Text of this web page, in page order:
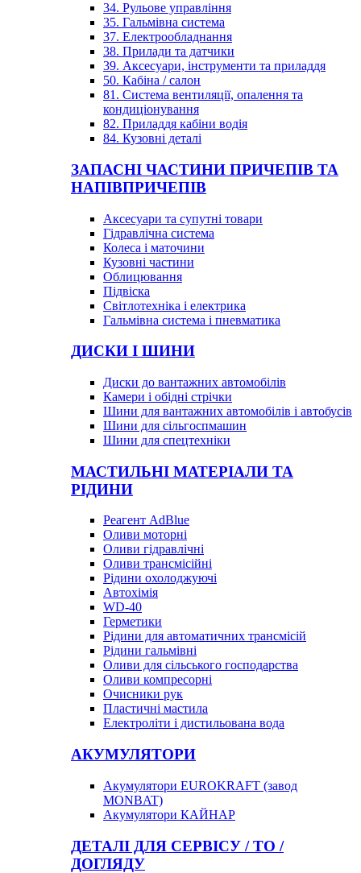
34. Рульове управління
35. Гальмівна система
37. Електрообладнання
38. Прилади та датчики
39. Аксесуари, інструменти та приладдя
50. Кабіна / салон
81. Система вентиляції, опалення та
кондиціонування
82. Приладдя кабіни водія
84. Кузовні деталі
ЗАПАСНІ ЧАСТИНИ ПРИЧЕПІВ ТА
НАПІВПРИЧЕПІВ
Аксесуари та супутні товари
Гідравлічна система
Колеса і маточини
Кузовні частини
Облицювання
Підвіска
Світлотехніка і електрика
Гальмівна система і пневматика
ДИСКИ І ШИНИ
Диски до вантажних автомобілів
Камери і обідні стрічки
Шини для вантажних автомобілів і автобусів
Шини для сільгоспмашин
Шини для спецтехніки
МАСТИЛЬНІ МАТЕРІАЛИ ТА
РІДИНИ
Реагент AdBlue
Оливи моторні
Оливи гідравлічні
Оливи трансмісійні
Рідини охолоджуючі
Автохімія
WD-40
Герметики
Рідини для автоматичних трансмісій
Рідини гальмівні
Оливи для сільського господарства
Оливи компресорні
Очисники рук
Пластичні мастила
Електроліти і дистильована вода
АКУМУЛЯТОРИ
Акумулятори EUROKRAFT (завод
MONBAT)
Акумулятори КАЙНАР
ДЕТАЛІ ДЛЯ СЕРВІСУ / ТО /
ДОГЛЯДУ